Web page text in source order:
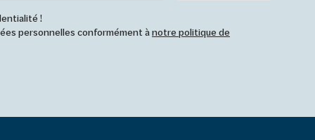
!
personnelles conformément ànotre politique de